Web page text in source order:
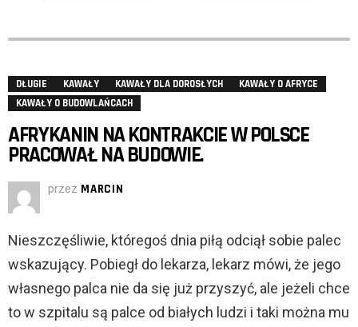
DŁUGIE KAWAŁY KAWAŁY DLA DOROSŁYCH
KAWAŁY O AFRYCE
KAWAŁY O BUDOWLAŃCACH
AFRYKANIN NA KONTRAKCIE W POLSCE
PRACOWAŁ NA BUDOWIE.
przez MARCIN
Nieszczęśliwie, któregoś dnia piłą odciął sobie palec
wskazujący. Pobiegł do lekarza, lekarz mówi, że jego
własnego palca nie da się już przyszyć, ale jeżeli chce
to w szpitalu są palce od białych ludzi i taki można mu